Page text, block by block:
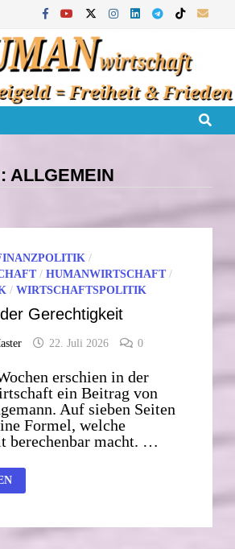
ALLGEMEIN
/
/HUMANWIRTSCHAFT/
/WIRTSCHAFTSPOLITIK
Gerechtigkeit
22. Juli 2026 0
erschien in der
ein Beitrag von
Auf sieben Seiten
Formel, welche
berechenbar macht. …